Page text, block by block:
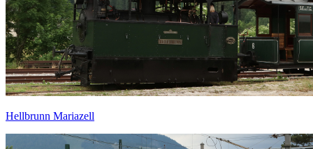
Hellbrunn Mariazell